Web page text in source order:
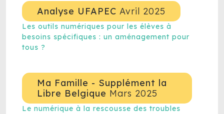
Analyse UFAPEC Avril 2025
Les outils numériques pour les élèves à
besoins spécifiques : un aménagement pour
tous ?
Ma Famille - Supplément la
Libre Belgique Mars 2025
Le numérique à la rescousse des troubles